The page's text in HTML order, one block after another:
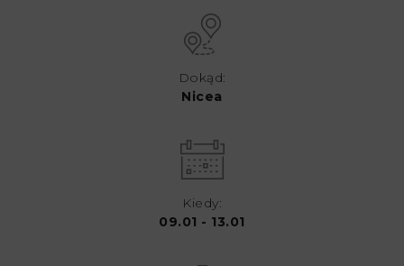
Dokąd:
Nicea
Kiedy:
09.01 - 13.01